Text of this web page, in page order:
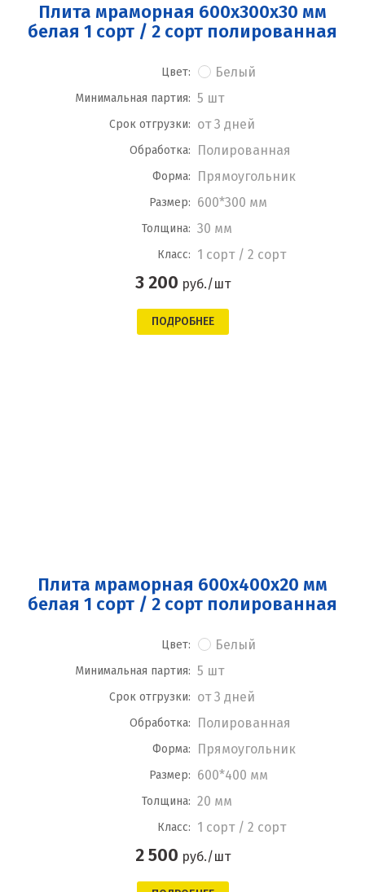
Плита мраморная 600x300x30 мм
белая 1 сорт / 2 сорт полированная
Цвет: Белый
Минимальная партия: 5 шт
Срок отгрузки: от 3 дней
Обработка: Полированная
Форма: Прямоугольник
Размер: 600*300 мм
Толщина: 30 мм
Класс: 1 сорт / 2 сорт
3 200 руб./шт
ПОДРОБНЕЕ
Плита мраморная 600x400x20 мм
белая 1 сорт / 2 сорт полированная
Цвет: Белый
Минимальная партия: 5 шт
Срок отгрузки: от 3 дней
Обработка: Полированная
Форма: Прямоугольник
Размер: 600*400 мм
Толщина: 20 мм
Класс: 1 сорт / 2 сорт
2 500 руб./шт